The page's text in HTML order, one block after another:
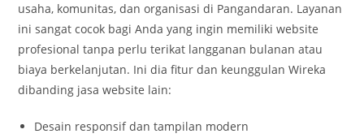
usaha, komunitas, dan organisasi di Pangandaran. Layanan
ini sangat cocok bagi Anda yang ingin memiliki website
profesional tanpa perlu terikat langganan bulanan atau
biaya berkelanjutan. Ini dia fitur dan keunggulan Wireka
dibanding jasa website lain:
Desain responsif dan tampilan modern